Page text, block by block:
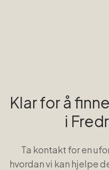
Klar for å
i
Ta kontakt for en
hvordan vi kan hjelpe